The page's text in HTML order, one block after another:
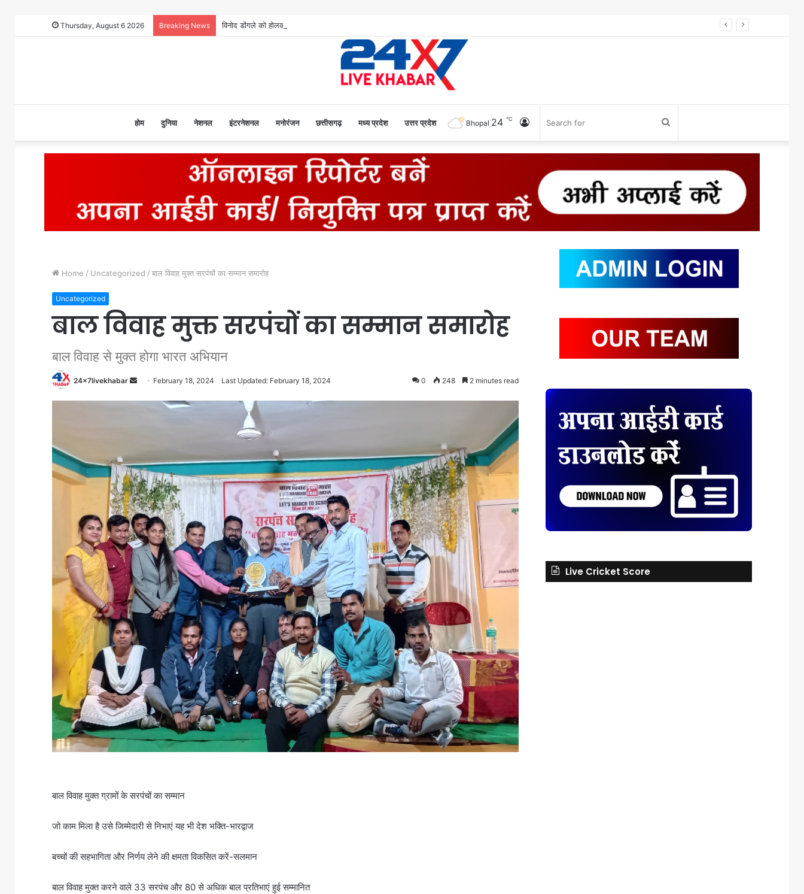
Thursday, August 6 2026 Breaking News
होम दुनिया नेशनल इंटरनेशनल मनोरंजन छत्तीसगढ़ मध्य प्रदेश उत्तर प्रदेश Search
Log
Bhopal 24 ℃
Home / Uncategorized / बाल विवाह मुक्त सरपंचों का सम्मान समारोह
Uncategorized
बाल विवाह मुक्त सरपंचों का सम्मान समारोह
बाल विवाह से मुक्त होगा भारत अभियान
24x7livekhabar
Send February 18, 2024 Last Updated: February 18, 2024 0 248 2 minutes read
बाल विवाह मुक्त ग्रामों के सरपंचों का सम्मान
जो काम मिला है उसे जिम्मेदारी से निभाएं यह भी देश भक्ति-भारद्वाज
बच्चों की सहभागिता और निर्णय लेने की क्षमता विकसित करें-सलमान
बाल विवाह मुक्त करने वाले 33 सरपंच और 80 से अधिक बाल प्रतिभाएं हुई सम्मानित
Live Cricket Score